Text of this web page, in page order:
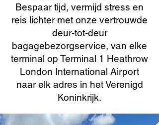
Bespaar tijd, vermijd stress en
reis lichter met onze vertrouwde
deur-tot-deur
bagagebezorgservice, van elke
terminal op Terminal 1 Heathrow
London International Airport
naar elk adres in het Verenigd
Koninkrijk.